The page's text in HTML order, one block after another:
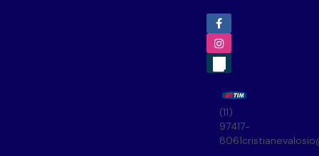
(11)
97417-
8061